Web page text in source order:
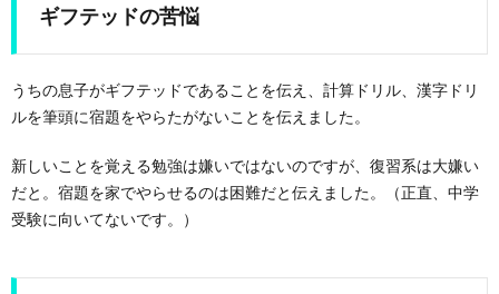
ギフテッドの苦悩
うちの息子がギフテッドであることを伝え、計算ドリル、漢字ドリ
ルを筆頭に宿題をやらたがないことを伝えました。
新しいことを覚える勉強は嫌いではないのですが、復習系は大嫌い
だと。宿題を家でやらせるのは困難だと伝えました。（正直、中学
受験に向いてないです。）